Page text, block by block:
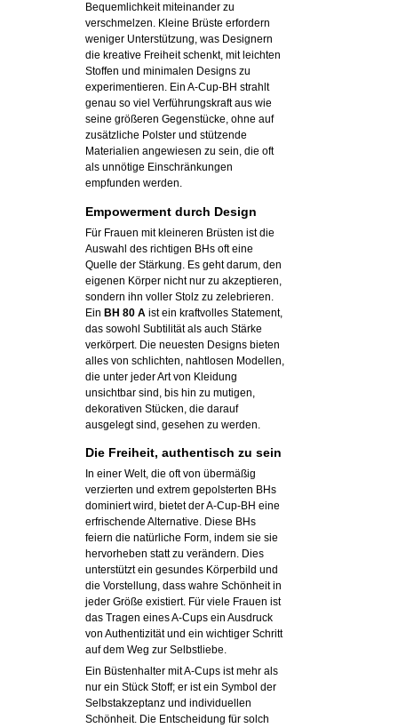
Bequemlichkeit miteinander zu
verschmelzen. Kleine Brüste erfordern
weniger Unterstützung, was Designern
die kreative Freiheit schenkt, mit leichten
Stoffen und minimalen Designs zu
experimentieren. Ein A-Cup-BH strahlt
genau so viel Verführungskraft aus wie
seine größeren Gegenstücke, ohne auf
zusätzliche Polster und stützende
Materialien angewiesen zu sein, die oft
als unnötige Einschränkungen
empfunden werden.
Empowerment durch Design
Für Frauen mit kleineren Brüsten ist die
Auswahl des richtigen BHs oft eine
Quelle der Stärkung. Es geht darum, den
eigenen Körper nicht nur zu akzeptieren,
sondern ihn voller Stolz zu zelebrieren.
Ein BH 80 Aist ein kraftvolles Statement,
das sowohl Subtilität als auch Stärke
verkörpert. Die neuesten Designs bieten
alles von schlichten, nahtlosen Modellen,
die unter jeder Art von Kleidung
unsichtbar sind, bis hin zu mutigen,
dekorativen Stücken, die darauf
ausgelegt sind, gesehen zu werden.
Die Freiheit, authentisch zu sein
In einer Welt, die oft von übermäßig
verzierten und extrem gepolsterten BHs
dominiert wird, bietet der A-Cup-BH eine
erfrischende Alternative. Diese BHs
feiern die natürliche Form, indem sie sie
hervorheben statt zu verändern. Dies
unterstützt ein gesundes Körperbild und
die Vorstellung, dass wahre Schönheit in
jeder Größe existiert. Für viele Frauen ist
das Tragen eines A-Cups ein Ausdruck
von Authentizität und ein wichtiger Schritt
auf dem Weg zur Selbstliebe.
Ein Büstenhalter mit A-Cups ist mehr als
nur ein Stück Stoff; er ist ein Symbol der
Selbstakzeptanz und individuellen
Schönheit. Die Entscheidung für solch